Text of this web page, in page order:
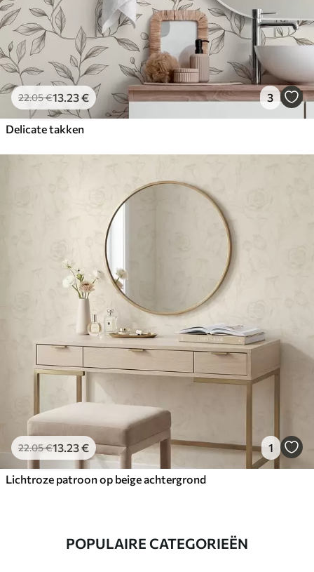
22.05€13.23€ 3
Delicate takken
22.05€13.23€ 1
Lichtroze patroon op beige achtergrond
POPULAIRE CATEGORIEËN